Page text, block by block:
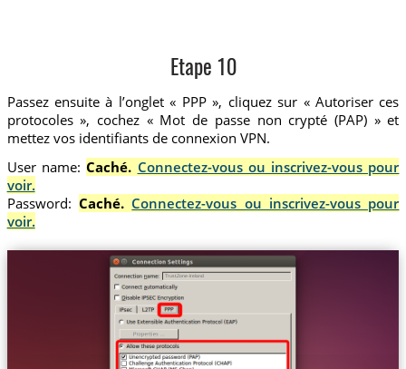
Etape 10
Passez ensuite à l’onglet « PPP », cliquez sur « Autoriser ces
protocoles », cochez « Mot de passe non crypté (PAP) » et
mettez vos identifiants de connexion VPN.
User name:Caché. Connectez-vous ou inscrivez-vous pour
voir.
Password: Caché. Connectez-vous ou inscrivez-vous pour
voir.
Trust.Zone-Ireland